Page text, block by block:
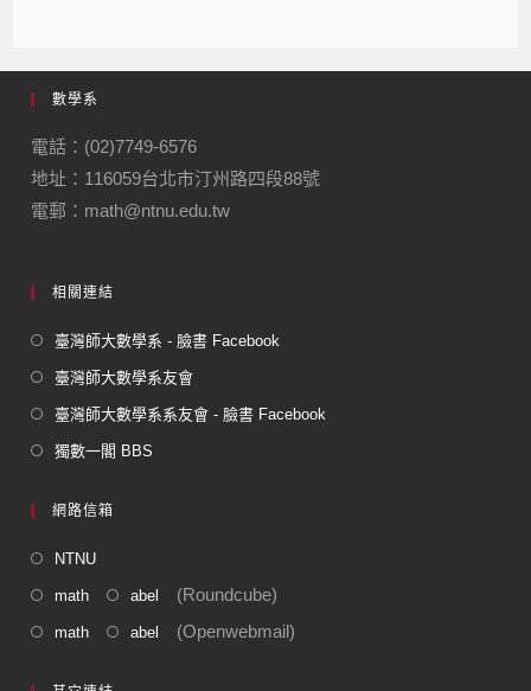
數學系
電話：(02)7749-6576
地址：116059台北市汀州路四段88號
電郵：math@ntnu.edu.tw
相關連結
臺灣師大數學系 - 臉書 Facebook
臺灣師大數學系友會
臺灣師大數學系系友會 - 臉書 Facebook
獨數一閣 BBS
網路信箱
NTNU
math abel (Roundcube)
math abel (Openwebmail)